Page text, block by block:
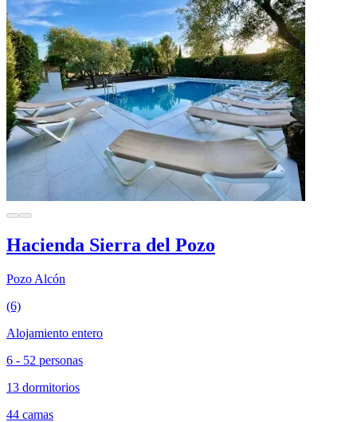
Hacienda Sierra del Pozo
Pozo Alcón
(6)
Alojamiento entero
6 - 52 personas
13 dormitorios
44 camas